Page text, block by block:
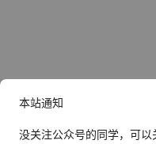
本站通知
没关注公众号的同学，可